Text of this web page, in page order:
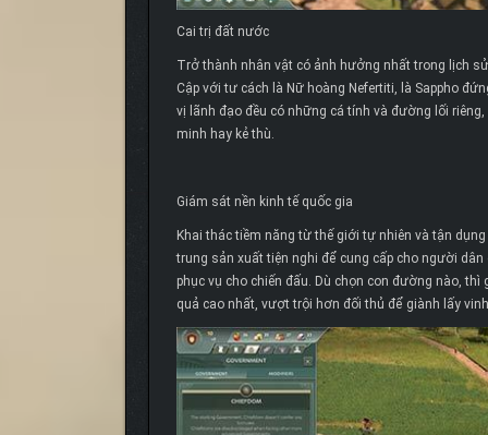
Cai trị đất nước
Trở thành nhân vật có ảnh hưởng nhất trong lịch
Cập với tư cách là Nữ hoàng Nefertiti, là Sappho
vị lãnh đạo đều có những cá tính và đường lối
minh hay kẻ thù.
Giám sát nền kinh tế quốc gia
Khai thác tiềm năng từ thế giới tự nhiên và tận
trung sản xuất tiện nghi để cung cấp cho người
phục vụ cho chiến đấu. Dù chọn con đường nào,
quả cao nhất, vượt trội hơn đối thủ để giành lấy